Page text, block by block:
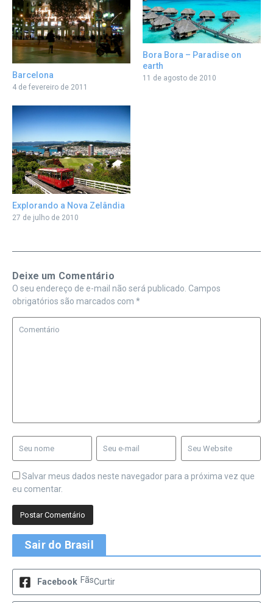
Barcelona
4 de fevereiro de 2011
Bora Bora – Paradise on
earth
11 de agosto de 2010
Explorando a Nova Zelândia
27 de julho de 2010
Deixe um Comentário
O seu endereço de e-mail não será publicado. Campos
obrigatórios são marcados com *
Salvar meus dados neste navegador para a próxima vez que
eu comentar.
Sair do Brasil
Facebook FãsCurtir